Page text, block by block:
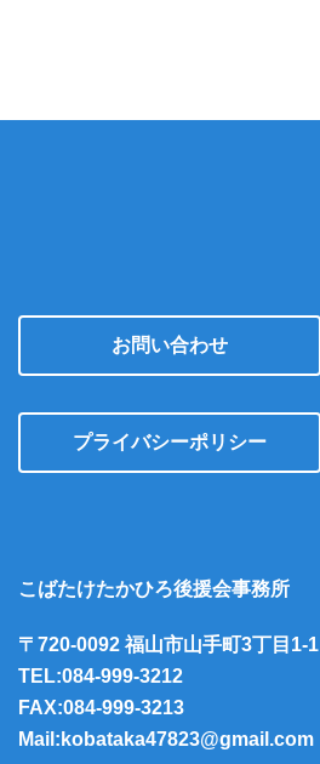
お問い合わせ
プライバシーポリシー
こばたけたかひろ後援会事務所
〒720-0092 福山市山手町3丁目1-1
TEL:084-999-3212
FAX:084-999-3213
Mail:kobataka47823@gmail.com